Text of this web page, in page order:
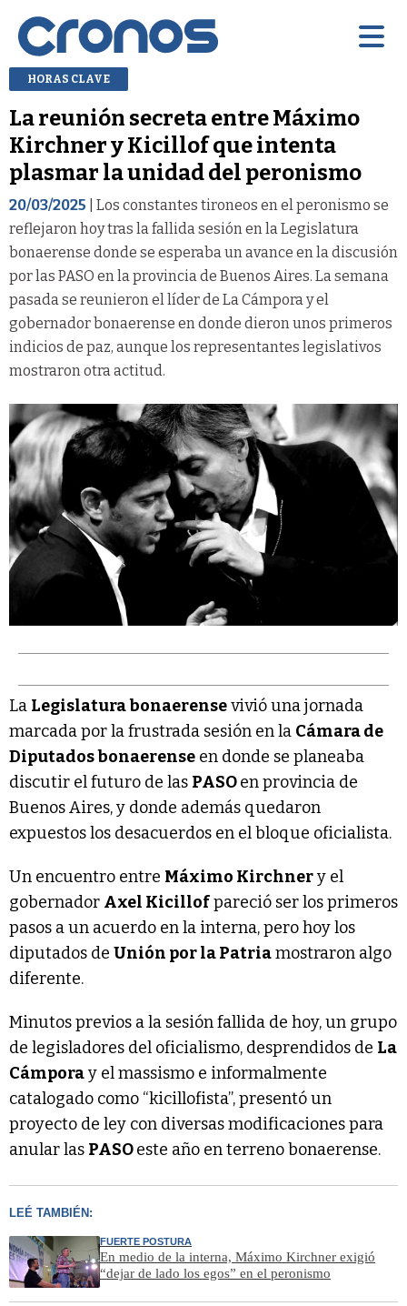
HORAS CLAVE
La reunión secreta entre Máximo
Kirchner y Kicillof que intenta
plasmar la unidad del peronismo
20/03/2025 | Los constantes tironeos en el peronismo se
reflejaron hoy tras la fallida sesión en la Legislatura
bonaerense donde se esperaba un avance en la discusión
por las PASO en la provincia de Buenos Aires. La semana
pasada se reunieron el líder de La Cámpora y el
gobernador bonaerense en donde dieron unos primeros
indicios de paz, aunque los representantes legislativos
mostraron otra actitud.
La Legislatura bonaerensevivió una jornada
marcada por la frustrada sesión en la Cámara de
Diputados bonaerense en donde se planeaba
discutir el futuro de las PASOen provincia de
Buenos Aires, y donde además quedaron
expuestos los desacuerdos en el bloque oficialista.
Un encuentro entre Máximo Kirchnery el
gobernador Axel Kicillofpareció ser los primeros
pasos a un acuerdo en la interna, pero hoy los
diputados de Unión por la Patriamostraron algo
diferente.
Minutos previos a la sesión fallida de hoy, un grupo
de legisladores del oficialismo, desprendidos de La
Cámporay el massismo e informalmente
catalogado como “kicillofista”, presentó un
proyecto de ley con diversas modificaciones para
anular las PASOeste año en terreno bonaerense.
LEÉ TAMBIÉN:
FUERTE POSTURA
En medio de la interna, Máximo Kirchner exigió
“dejar de lado los egos” en el peronismo